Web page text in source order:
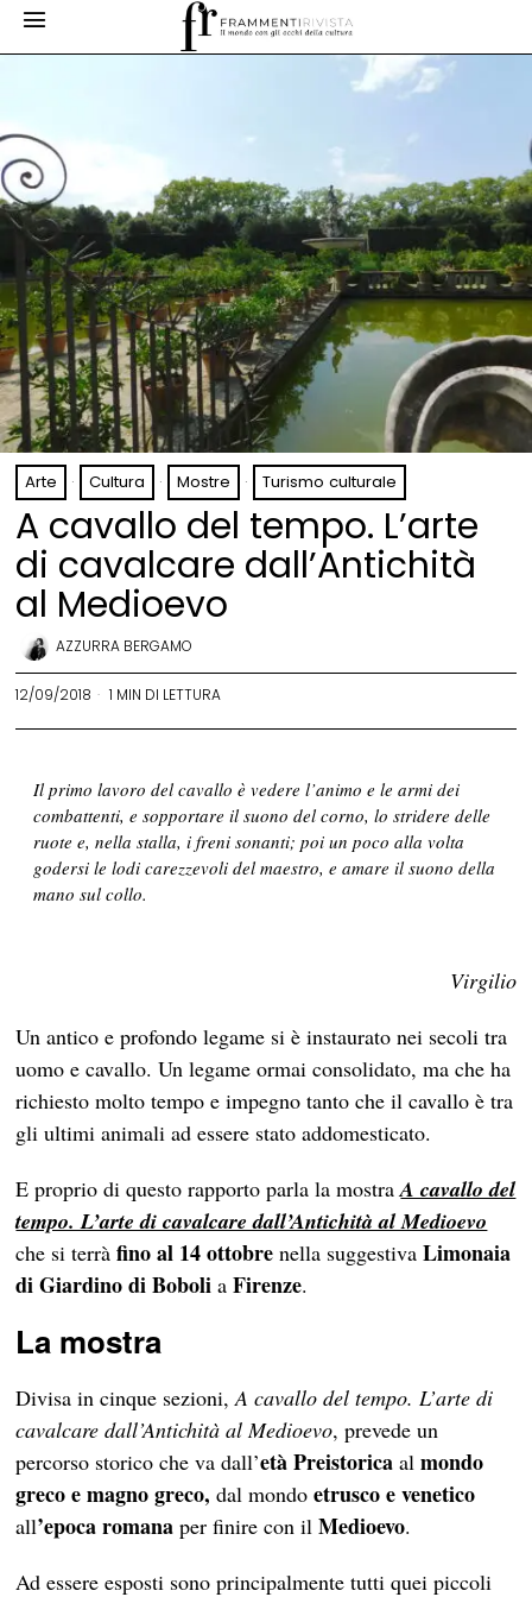
Arte · Cultura · Mostre · Turismo culturale
A cavallo del tempo. L’arte
di cavalcare dall’Antichità
al Medioevo
AZZURRA BERGAMO
12/09/2018 1 MIN DI LETTURA
Il primo lavoro del cavallo è vedere l’animo e le armi dei
combattenti, e sopportare il suono del corno, lo stridere delle
ruote e, nella stalla, i freni sonanti; poi un poco alla volta
godersi le lodi carezzevoli del maestro, e amare il suono della
mano sul collo.
Virgilio
Un antico e profondo legame si è instaurato nei secoli tra
uomo e cavallo. Un legame ormai consolidato, ma che ha
richiesto molto tempo e impegno tanto che il cavallo è tra
gli ultimi animali ad essere stato addomesticato.
E proprio di questo rapporto parla la mostraA cavallo del
tempo. L’arte di cavalcare dall’Antichità al Medioevo
che si terràfino al 14 ottobre nella suggestivaLimonaia
di Giardino di Boboli aFirenze.
La mostra
Divisa in cinque sezioni,A cavallo del tempo. L’arte di
cavalcare dall’Antichità al Medioevo, prevede un
percorso storico che va dall’età Preistoricaalmondo
greco e magno greco, dal mondoetrusco e venetico
all’epoca romana per finire con ilMedioevo.
Ad essere esposti sono principalmente tutti quei piccoli